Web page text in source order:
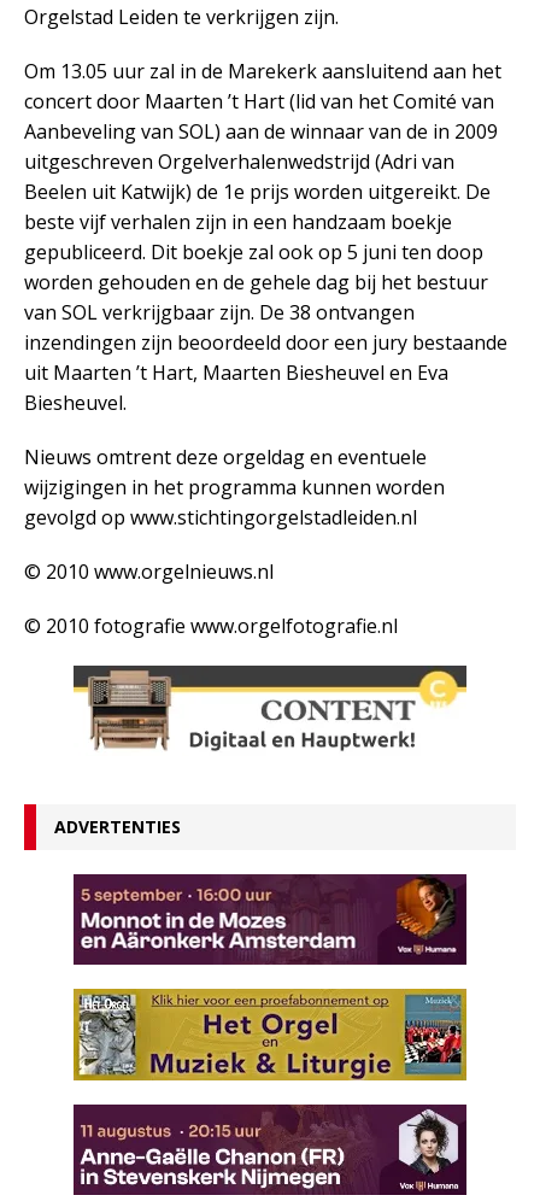
Orgelstad Leiden te verkrijgen zijn.
Om 13.05 uur zal in de Marekerk aansluitend aan het
concert door Maarten ’t Hart (lid van het Comité van
Aanbeveling van SOL) aan de winnaar van de in 2009
uitgeschreven Orgelverhalenwedstrijd (Adri van
Beelen uit Katwijk) de 1e prijs worden uitgereikt. De
beste vijf verhalen zijn in een handzaam boekje
gepubliceerd. Dit boekje zal ook op 5 juni ten doop
worden gehouden en de gehele dag bij het bestuur
van SOL verkrijgbaar zijn. De 38 ontvangen
inzendingen zijn beoordeeld door een jury bestaande
uit Maarten ’t Hart, Maarten Biesheuvel en Eva
Biesheuvel.
Nieuws omtrent deze orgeldag en eventuele
wijzigingen in het programma kunnen worden
gevolgd op www.stichtingorgelstadleiden.nl
© 2010 www.orgelnieuws.nl
© 2010 fotografie www.orgelfotografie.nl
ADVERTENTIES